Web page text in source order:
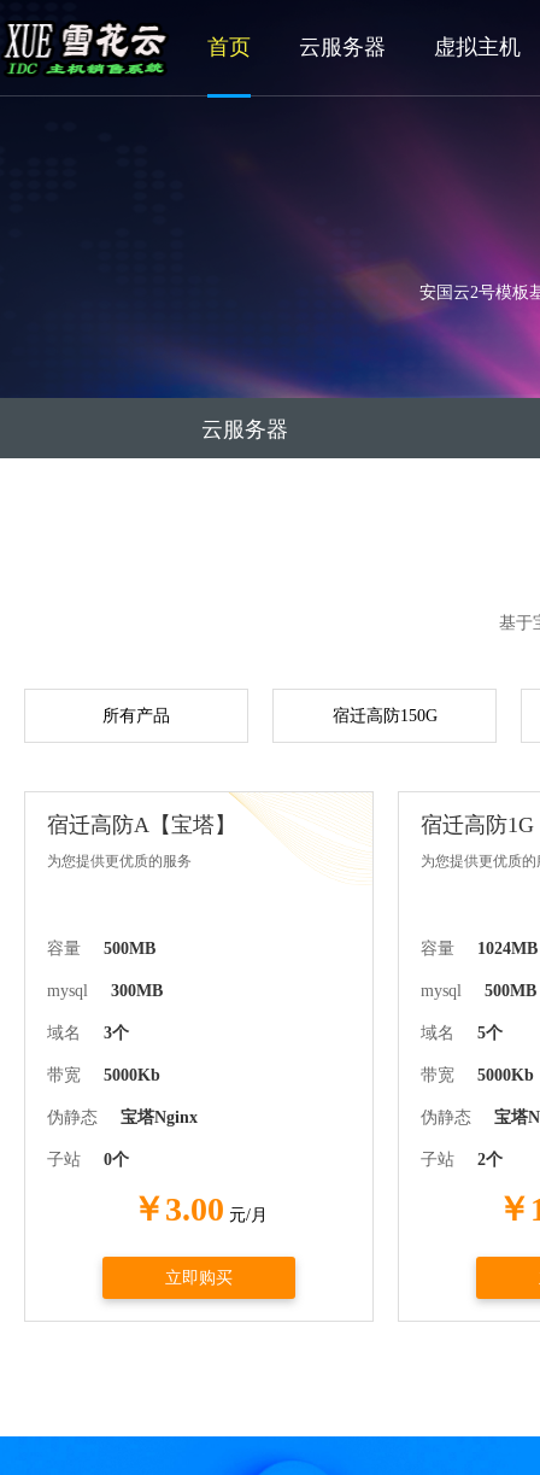
首页 云服务器 虚拟主机
安国云2号模板
云服务器
基于
所有产品 宿迁高防150G
宿迁高防A【宝塔】
为您提供更优质的服务
容量 500MB
mysql 300MB
域名 3个
带宽 5000Kb
伪静态 宝塔Nginx
子站 0个
￥3.00 元/月
立即购买
宿迁高防
为您提供更优质的
容量 1024MB
mysql 500MB
域名 5个
带宽 5000Kb
伪静态 宝塔
子站 2个
￥